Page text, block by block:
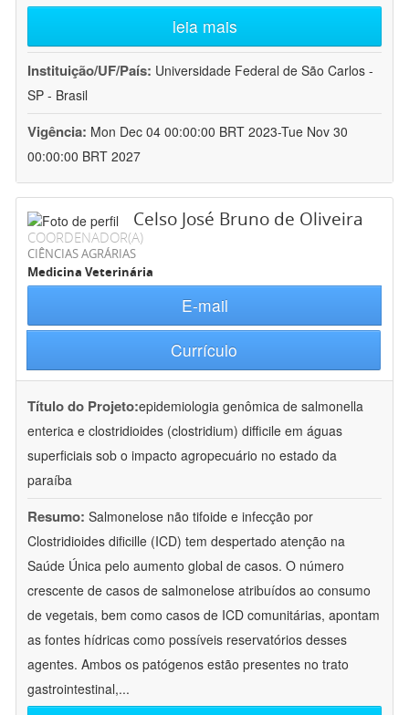
leia mais
Instituição/UF/País: Universidade Federal de São Carlos -
SP - Brasil
Vigência: Mon Dec 04 00:00:00 BRT 2023-Tue Nov 30
00:00:00 BRT 2027
Celso José Bruno de Oliveira
COORDENADOR(A)
CIÊNCIAS AGRÁRIAS
Medicina Veterinária
E-mail
Currículo
Título do Projeto:epidemiologia genômica de salmonella
enterica e clostridioides (clostridium) difficile em águas
superficiais sob o impacto agropecuário no estado da
paraíba
Resumo: Salmonelose não tifoide e infecção por
Clostridioides dificille (ICD) tem despertado atenção na
Saúde Única pelo aumento global de casos. O número
crescente de casos de salmonelose atribuídos ao consumo
de vegetais, bem como casos de ICD comunitárias, apontam
as fontes hídricas como possíveis reservatórios desses
agentes. Ambos os patógenos estão presentes no trato
gastrointestinal,...